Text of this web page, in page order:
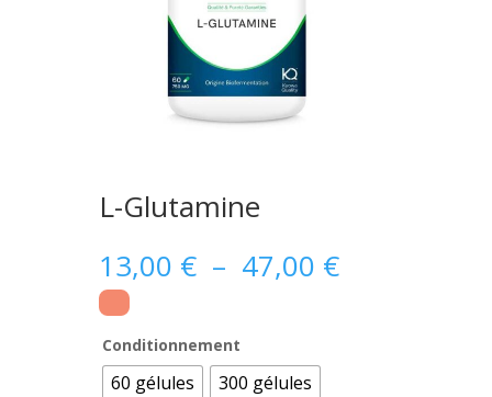
L-Glutamine
13,00 € – 47,00 €Plage
de
Conditionnement
60 gélules
300 gélules